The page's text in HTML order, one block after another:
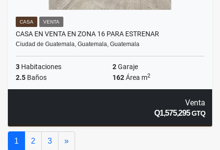
CASA VENTA
CASA EN VENTA EN ZONA 16 PARA ESTRENAR
Ciudad de Guatemala, Guatemala, Guatemala
3 Habitaciones 2Garaje
2.5 Baños 162Área m2
Venta
Q1,575,295GTQ
1 2 3 »Siguiente